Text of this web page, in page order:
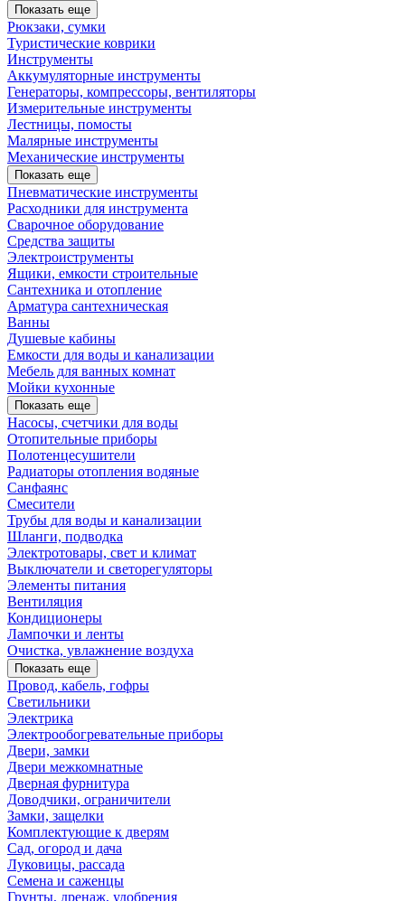
Показать еще
Рюкзаки, сумки
Туристические коврики
Инструменты
Аккумуляторные инструменты
Генераторы, компрессоры, вентиляторы
Измерительные инструменты
Лестницы, помосты
Малярные инструменты
Механические инструменты
Показать еще
Пневматические инструменты
Расходники для инструмента
Сварочное оборудование
Средства защиты
Электроиструменты
Ящики, емкости строительные
Сантехника и отопление
Арматура сантехническая
Ванны
Душевые кабины
Емкости для воды и канализации
Мебель для ванных комнат
Мойки кухонные
Показать еще
Насосы, счетчики для воды
Отопительные приборы
Полотенцесушители
Радиаторы отопления водяные
Санфаянс
Смесители
Трубы для воды и канализации
Шланги, подводка
Электротовары, свет и климат
Выключатели и светорегуляторы
Элементы питания
Вентиляция
Кондиционеры
Лампочки и ленты
Очистка, увлажнение воздуха
Показать еще
Провод, кабель, гофры
Светильники
Электрика
Электрообогревательные приборы
Двери, замки
Двери межкомнатные
Дверная фурнитура
Доводчики, ограничители
Замки, защелки
Комплектующие к дверям
Сад, огород и дача
Луковицы, рассада
Семена и саженцы
Грунты, дренаж, удобрения